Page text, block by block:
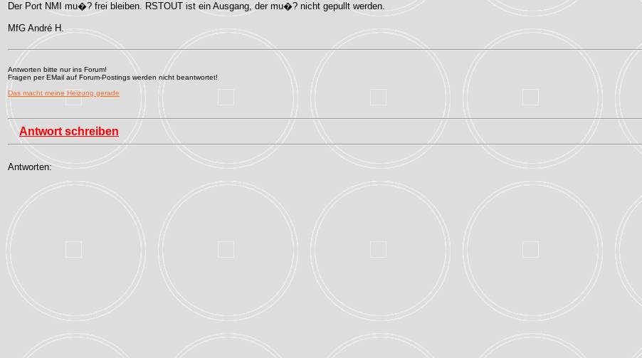
Der Port NMI mu�? frei bleiben. RSTOUT ist ein Ausgang, der mu�? nicht gepullt werden.
MfG André H.
Antworten bitte nur ins Forum!
Fragen per EMail auf Forum-Postings werden nicht beantwortet!
Das macht meine Heizung gerade
Antwort schreiben
Antworten: